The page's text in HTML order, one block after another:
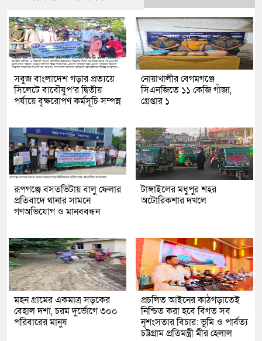
সবুজ বাংলাদেশ গড়ার প্রত্যয়ে
সিলেটে বাবৌযুপ’র দ্বিতীয়
পর্যায়ে বৃক্ষরোপণ কর্মসূচি সম্পন্ন
নোয়াখালীর বেগমগঞ্জে
সিএনজিতে ১১ কেজি গাঁজা,
গ্রেপ্তার ১
রূপগঞ্জে বসতভিটায় বালু ফেলার
প্রতিবাদে থানার সামনে
গণঅভিযোগ ও মানববন্ধন
টাঙ্গাইলের মধুপুর শহর
অটোরিকশার দখলে
মহন গ্রামের একমাত্র সড়কের
বেহাল দশা, চরম দুর্ভোগে ৩০০
পরিবারের মানুষ
প্রচলিত আইনের কাঠগড়াতেই
নিশ্চিত করা হবে বিগত সব
নৃশংসতার বিচার: ভূমি ও পার্বত্য
চট্টগ্রাম প্রতিমন্ত্রী মীর হেলাল